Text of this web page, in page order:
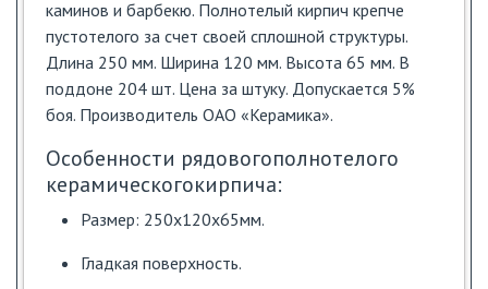
каминов и барбекю. Полнотелый кирпич крепче
пустотелого за счет своей сплошной структуры.
Длина 250 мм. Ширина 120 мм. Высота 65 мм. В
поддоне 204 шт. Цена за штуку. Допускается 5%
боя. Производитель ОАО «Керамика».
Особенности рядовогополнотелого
керамическогокирпича:
Размер: 250х120х65мм.
Гладкая поверхность.